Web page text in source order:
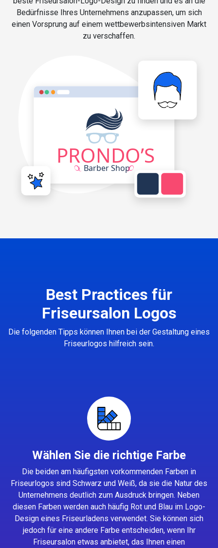
Bedürfnisse Ihres Unternehmens anzupassen, um sich
einen Vorsprung auf einem wettbewerbsintensiven Markt
zu verschaffen.
Best Practices für
Friseursalon Logos
Die folgenden Tipps können Ihnen bei der Gestaltung eines
Friseurlogos hilfreich sein.
Wählen Sie die richtige Farbe
Die beiden am häufigsten vorkommenden Farben in
Friseurlogos sind Schwarz und Weiß, da sie die Natur des
Unternehmens deutlich zum Ausdruck bringen. Neben
diesen Farben werden auch häufig Rot und Blau im Logo-
Design eines Friseurladens verwendet. Sie können sich
jedoch für eine andere Farbe entscheiden, wenn Ihr
Friseursalon etwas anbietet, das Ihnen einen